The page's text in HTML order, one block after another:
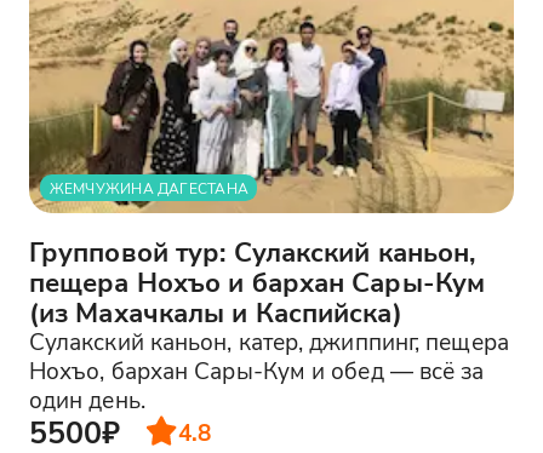
ЖЕМЧУЖИНА ДАГЕСТАНА
Групповой тур: Сулакский каньон,
пещера Нохъо и бархан Сары-Кум
(из Махачкалы и Каспийска)
Сулакский каньон, катер, джиппинг, пещера
Нохъо, бархан Сары-Кум и обед — всё за
один день.
5500₽ 4.8